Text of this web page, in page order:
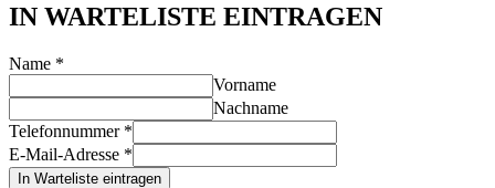
IN WARTELISTE EINTRAGEN
Name *
Vorname
Nachname
Telefonnummer *
E-Mail-Adresse *
In Warteliste eintragen